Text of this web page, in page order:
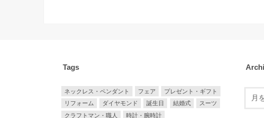
Tags
ネックレス・ペンダント フェア
プレゼント・ギフト
リフォーム
ダイヤモンド 誕生日 結婚式
スーツ
クラフトマン・職人
時計・腕時計